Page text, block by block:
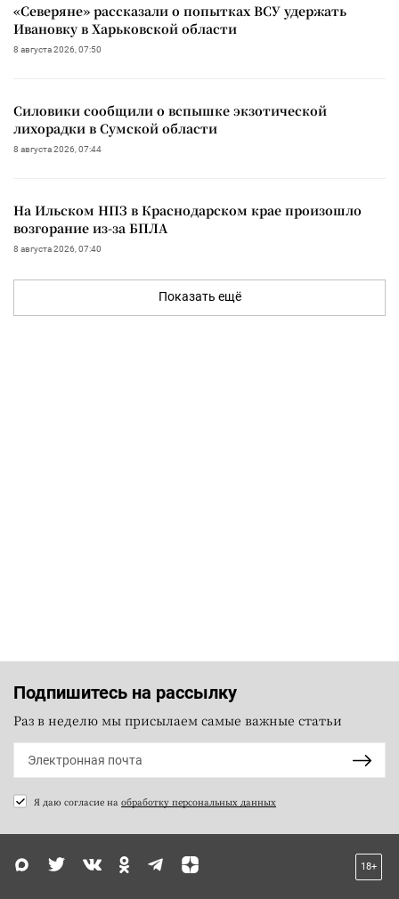
«Северяне» рассказали о попытках ВСУ удержать
Ивановку в Харьковской области
8 августа 2026, 07:50
Силовики сообщили о вспышке экзотической
лихорадки в Сумской области
8 августа 2026, 07:44
На Ильском НПЗ в Краснодарском крае произошло
возгорание из-за БПЛА
8 августа 2026, 07:40
Показать ещё
Подпишитесь на рассылку
Раз в неделю мы присылаем самые важные статьи
Я даю согласие на обработку персональных данных
18+